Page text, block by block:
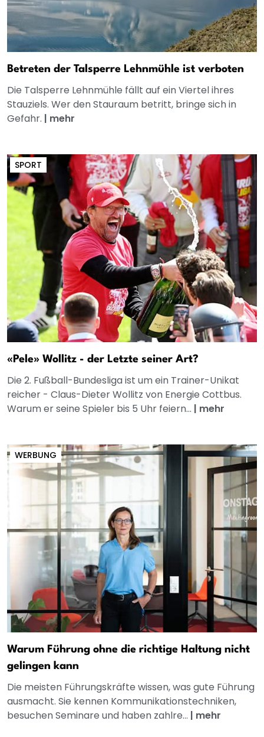
Betreten der Talsperre Lehnmühle ist verboten
Die Talsperre Lehnmühle fällt auf ein Viertel ihres
Stauziels. Wer den Stauraum betritt, bringe sich in
Gefahr. | mehr
SPORT
«Pele» Wollitz - der Letzte seiner Art?
Die 2. Fußball-Bundesliga ist um ein Trainer-Unikat
reicher - Claus-Dieter Wollitz von Energie Cottbus.
Warum er seine Spieler bis 5 Uhr feiern... | mehr
WERBUNG
Warum Führung ohne die richtige Haltung nicht
gelingen kann
Die meisten Führungskräfte wissen, was gute Führung
ausmacht. Sie kennen Kommunikationstechniken,
besuchen Seminare und haben zahlre... | mehr